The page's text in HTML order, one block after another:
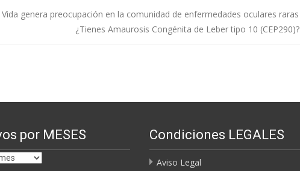
genera preocupación en la comunidad de enfermedades oculares raras
¿Tienes Amaurosis Congénita de Leber tipo 10 (CEP290)?
por MESES Condiciones LEGALES
Aviso Legal